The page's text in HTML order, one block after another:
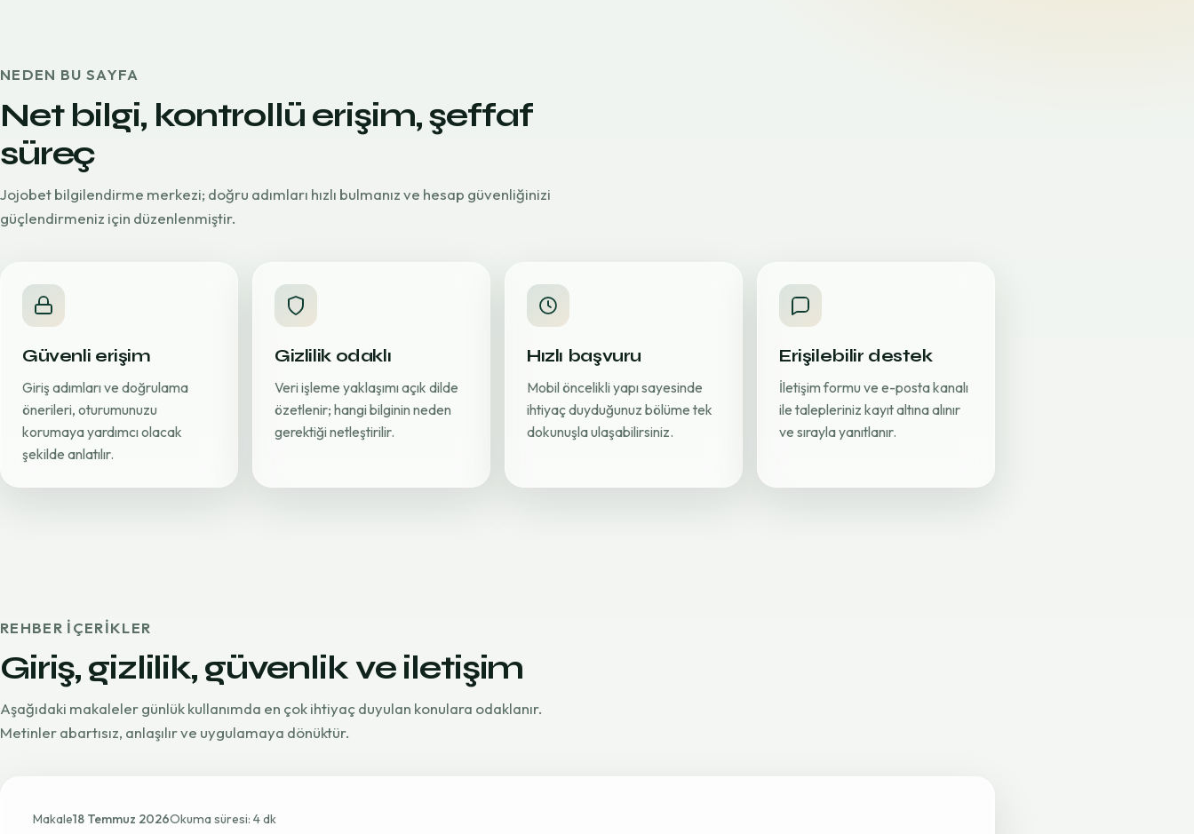
NEDEN BU SAYFA
Net bilgi, kontrollü erişim, şeffaf
süreç
Jojobet bilgilendirme merkezi; doğru adımları hızlı bulmanız ve hesap güvenliğinizi
güçlendirmeniz için düzenlenmiştir.
Güvenli erişim
Giriş adımları ve doğrulama
önerileri, oturumunuzu
korumaya yardımcı olacak
şekilde anlatılır.
Gizlilik odaklı
Veri işleme yaklaşımı açık dilde
özetlenir; hangi bilginin neden
gerektiği netleştirilir.
Hızlı başvuru
Mobil öncelikli yapı sayesinde
ihtiyaç duyduğunuz bölüme tek
dokunuşla ulaşabilirsiniz.
Erişilebilir destek
İletişim formu ve e-posta kanalı
ile talepleriniz kayıt altına alınır
ve sırayla yanıtlanır.
REHBER IÇERIKLER
Giriş, gizlilik, güvenlik ve iletişim
Aşağıdaki makaleler günlük kullanımda en çok ihtiyaç duyulan konulara odaklanır.
Metinler abartısız, anlaşılır ve uygulamaya dönüktür.
Makale18 Temmuz 2026Okuma süresi: 4 dk